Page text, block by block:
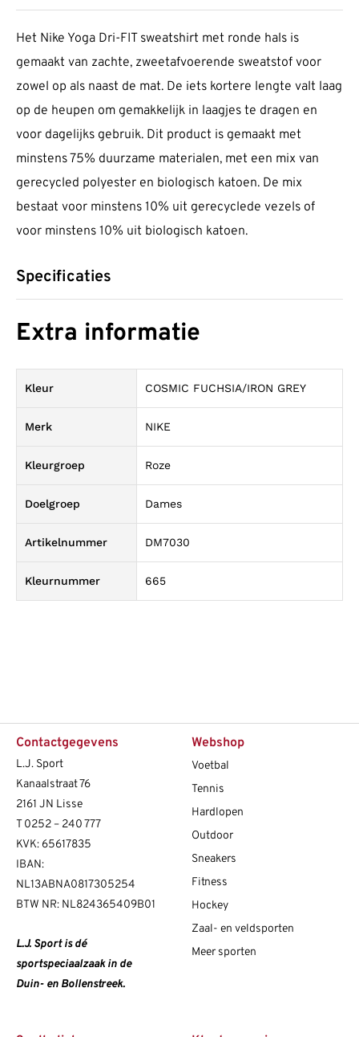
Het Nike Yoga Dri-FIT sweatshirt met ronde hals is
gemaakt van zachte, zweetafvoerende sweatstof voor
zowel op als naast de mat. De iets kortere lengte valt laag
op de heupen om gemakkelijk in laagjes te dragen en
voor dagelijks gebruik. Dit product is gemaakt met
minstens 75% duurzame materialen, met een mix van
gerecycled polyester en biologisch katoen. De mix
bestaat voor minstens 10% uit gerecyclede vezels of
voor minstens 10% uit biologisch katoen.
Specificaties
Extra informatie
Kleur COSMIC FUCHSIA/IRON GREY
Merk NIKE
Kleurgroep Roze
Doelgroep Dames
Artikelnummer DM7030
Kleurnummer 665
Contactgegevens
L.J. Sport
Kanaalstraat 76
2161 JN Lisse
T 0252 – 240 777
KVK: 65617835
IBAN:
NL13ABNA0817305254
BTW NR: NL824365409B01
L.J. Sport is dé
sportspeciaalzaak in de
Duin- en Bollenstreek.
Webshop
Voetbal
Tennis
Hardlopen
Outdoor
Sneakers
Fitness
Hockey
Zaal- en veldsporten
Meer sporten